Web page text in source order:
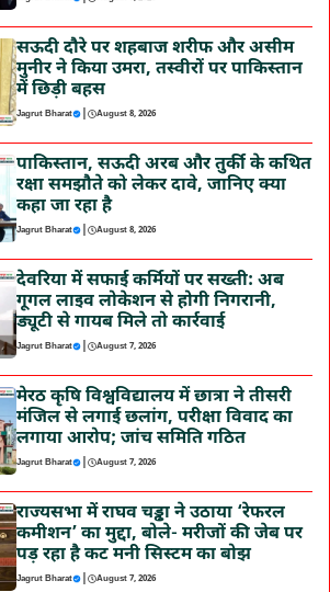
सऊदी दौरे पर शहबाज शरीफ और असीम
मुनीर ने किया उमरा, तस्वीरों पर पाकिस्तान
में छिड़ी बहस
Jagrut Bharat | August 8, 2026
पाकिस्तान, सऊदी अरब और तुर्की के कथित
रक्षा समझौते को लेकर दावे, जानिए क्या
कहा जा रहा है
Jagrut Bharat | August 8, 2026
देवरिया में सफाई कर्मियों पर सख्ती: अब
गूगल लाइव लोकेशन से होगी निगरानी,
ड्यूटी से गायब मिले तो कार्रवाई
Jagrut Bharat | August 7, 2026
मेरठ कृषि विश्वविद्यालय में छात्रा ने तीसरी
मंजिल से लगाई छलांग, परीक्षा विवाद का
लगाया आरोप; जांच समिति गठित
Jagrut Bharat | August 7, 2026
राज्यसभा में राघव चड्ढा ने उठाया ‘रेफरल
कमीशन’ का मुद्दा, बोले- मरीजों की जेब पर
पड़ रहा है कट मनी सिस्टम का बोझ
Jagrut Bharat | August 7, 2026